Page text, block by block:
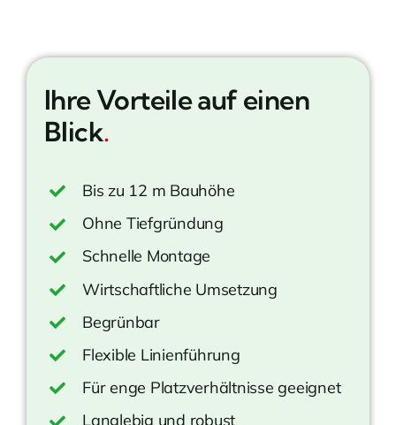
Ihre Vorteile auf einen
Blick.
Bis zu 12 m Bauhöhe
Ohne Tiefgründung
Schnelle Montage
Wirtschaftliche Umsetzung
Begrünbar
Flexible Linienführung
Für enge Platzverhältnisse geeignet
Langlebig und robust